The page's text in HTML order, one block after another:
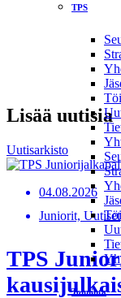
TPS
Toiminta
Video: Aleksi
Lisää uutisia
Uutisarkisto
04.08.2026
Juniorit, Uutiset
TPS